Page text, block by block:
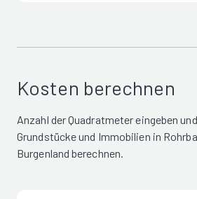
Kosten berechnen
Anzahl der Quadratmeter eingeben
Grundstücke und Immobilien in
Burgenland berechnen.